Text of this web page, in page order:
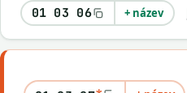
01 03 06 + název